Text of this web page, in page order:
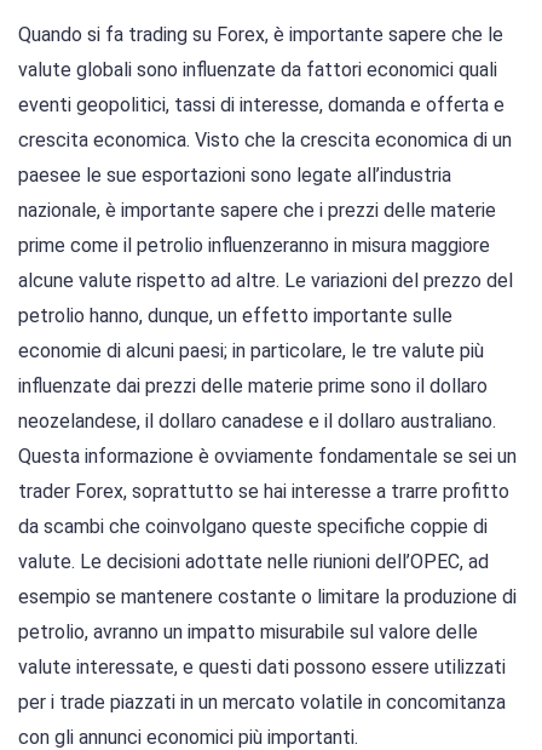
Quando si fa trading su Forex, è importante sapere che le
valute globali sono influenzate da fattori economici quali
eventi geopolitici, tassi di interesse, domanda e offerta e
crescita economica. Visto che la crescita economica di un
paesee le sue esportazioni sono legate all’industria
nazionale, è importante sapere che i prezzi delle materie
prime come il petrolio influenzeranno in misura maggiore
alcune valute rispetto ad altre. Le variazioni del prezzo del
petrolio hanno, dunque, un effetto importante sulle
economie di alcuni paesi; in particolare, le tre valute più
influenzate dai prezzi delle materie prime sono il dollaro
neozelandese, il dollaro canadese e il dollaro australiano.
Questa informazione è ovviamente fondamentale se sei un
trader Forex, soprattutto se hai interesse a trarre profitto
da scambi che coinvolgano queste specifiche coppie di
valute. Le decisioni adottate nelle riunioni dell’OPEC, ad
esempio se mantenere costante o limitare la produzione di
petrolio, avranno un impatto misurabile sul valore delle
valute interessate, e questi dati possono essere utilizzati
per i trade piazzati in un mercato volatile in concomitanza
con gli annunci economici più importanti.